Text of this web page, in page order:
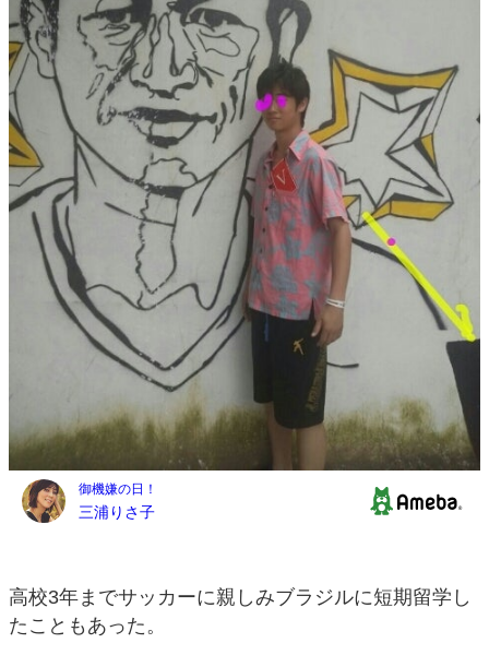
高校3年までサッカーに親しみブラジルに短期留学し
たこともあった。